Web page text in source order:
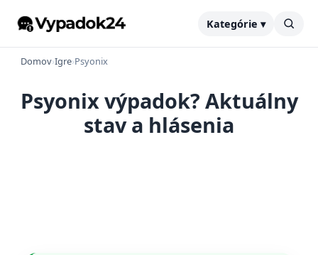
Kategórie ▾
Domov›Igre›Psyonix
Psyonix výpadok? Aktuálny
stav a hlásenia